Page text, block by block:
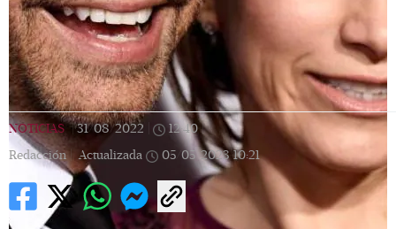
NOTICIAS | 31/08/2022 12:40 |
Redacción | Actualizada 05/05/2023 10:21